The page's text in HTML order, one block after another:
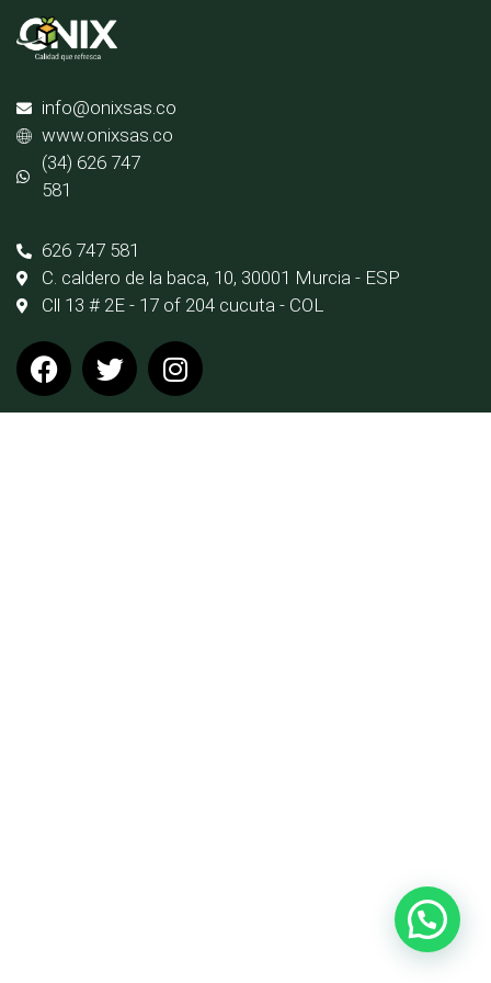
info@onixsas.co
www.onixsas.co
(34) 626 747
581
626 747 581
C. caldero de la baca, 10, 30001 Murcia - ESP
Cll 13 # 2E - 17 of 204 cucuta - COL